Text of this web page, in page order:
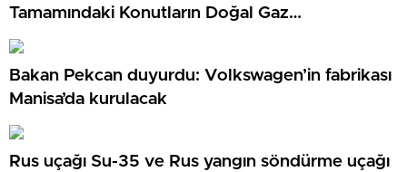
Tamamındaki Konutların Doğal Gaz
Tüketiminden Fiyat Almayacağız”
Bakan Pekcan duyurdu: Volkswagen’in fabrikası
Manisa’da kurulacak
Rus uçağı Su-35 ve Rus yangın söndürme uçağı